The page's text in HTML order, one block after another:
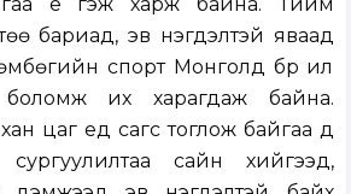
үе гэж харж байна. Тийм
бариад, эв нэгдэлтэй яваад
спорт Монголд бүр илүү
их харагдаж байна.
цаг үед сагс тоглож байгаа дүү
сургуулилтаа сайн хийгээд,